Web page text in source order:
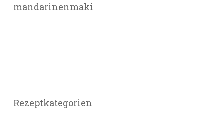
mandarinenmaki
Rezeptkategorien